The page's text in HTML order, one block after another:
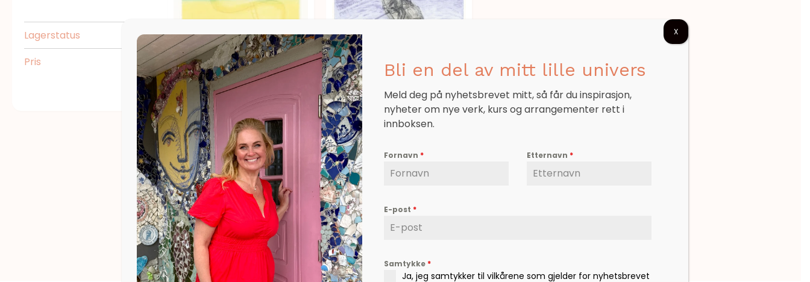
Lagerstatus Utvid
Pris Utvid
Enten så går det bra
eller så går det over
kr1.200,00
Ditt liv – båt
kr2.500,00
Bli en del av mitt lille univers
Meld deg på nyhetsbrevet mitt, så får du inspirasjon,
nyheter om nye verk, kurs og arrangementer rett i
innboksen.
Fornavn * Etternavn *
E-post *
Samtykke *
Ja, jeg samtykker til vilkårene som gjelder for nyhetsbrevet
X